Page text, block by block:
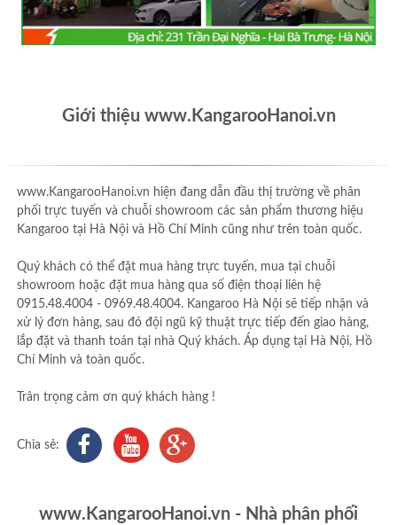
Giới thiệu www.KangarooHanoi.vn
www.KangarooHanoi.vn hiện đang dẫn đầu thị trường về phân
phối trực tuyến và chuỗi showroom các sản phẩm thương hiệu
Kangaroo tại Hà Nội và Hồ Chí Minh cũng như trên toàn quốc.
Quý khách có thể đặt mua hàng trực tuyến, mua tại chuỗi
showroom hoặc đặt mua hàng qua số điện thoại liên hệ
0915.48.4004 - 0969.48.4004. Kangaroo Hà Nội sẽ tiếp nhận và
xử lý đơn hàng, sau đó đội ngũ kỹ thuật trực tiếp đến giao hàng,
lắp đặt và thanh toán tại nhà Quý khách. Áp dụng tại Hà Nội, Hồ
Chí Minh và toàn quốc.
Trân trọng cảm ơn quý khách hàng !
Chia sẻ:
www.KangarooHanoi.vn - Nhà phân phối